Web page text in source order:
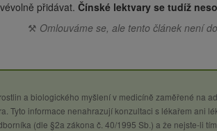
přidávat. Čínské lektvary se tudíž
⚒ Omlouváme se, ale tento článek není
a biologického myšlení v medicíně zaměřené na
Tyto informace nenahrazují konzultaci s lékařem ani
(dle §2a zákona č. 40/1995 Sb.) a že nejste-li